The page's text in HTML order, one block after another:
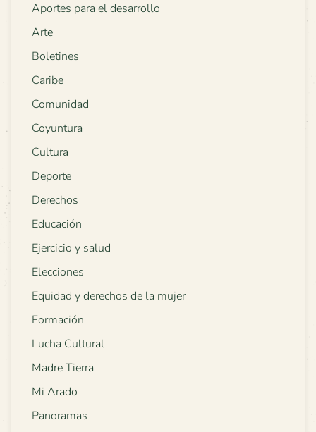
Aportes para el desarrollo
Arte
Boletines
Caribe
Comunidad
Coyuntura
Cultura
Deporte
Derechos
Educación
Ejercicio y salud
Elecciones
Equidad y derechos de la mujer
Formación
Lucha Cultural
Madre Tierra
Mi Arado
Panoramas